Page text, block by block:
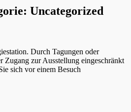
Uncategorized
Durch Tagungen oder
Zugang zur Ausstellung eingeschränkt
sich vor einem Besuch